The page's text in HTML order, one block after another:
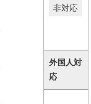
非対応
外国人対
応